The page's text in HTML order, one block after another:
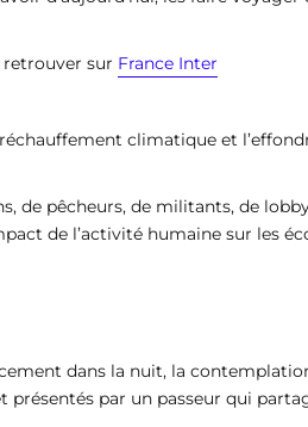
retrouver sur France Inter
climatique et
de pêcheurs, de militants, de
de l’activité humaine sur les
dans la nuit, la
par un passeur qui